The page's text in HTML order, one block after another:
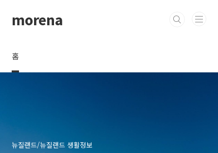
morena
홈
뉴질랜드/뉴질랜드 생활정보